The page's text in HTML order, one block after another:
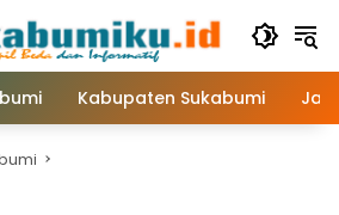
Kabupaten Sukabumi